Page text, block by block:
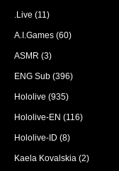
.Live (11)
A.I.Games (60)
ASMR (3)
ENG Sub (396)
Hololive (935)
Hololive-EN (116)
Hololive-ID (8)
Kaela Kovalskia (2)